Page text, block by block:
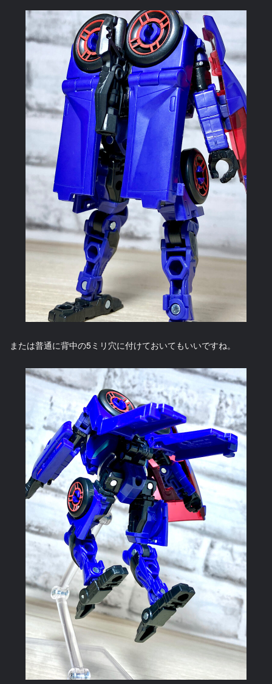
または普通に背中の5ミリ穴に付けておいてもいいですね。